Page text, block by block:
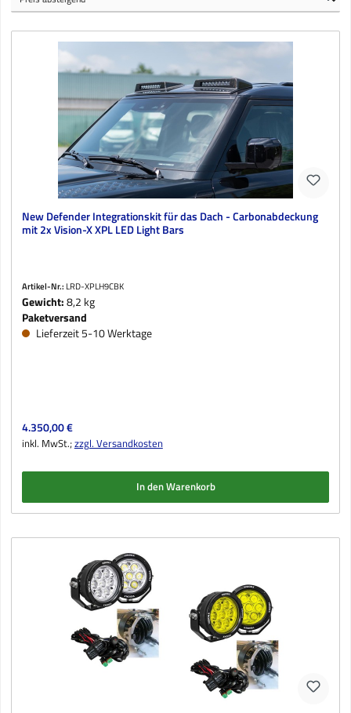
New Defender Integrationskit für das Dach - Carbonabdeckung
mit 2x Vision-X XPL LED Light Bars
Artikel-Nr.: LRD-XPLH9CBK
Gewicht:8,2 kg
Paketversand
Lieferzeit 5-10 Werktage
Regulärer Preis:
4.350,00 €
inkl. MwSt.;zzgl. Versandkosten
In den Warenkorb